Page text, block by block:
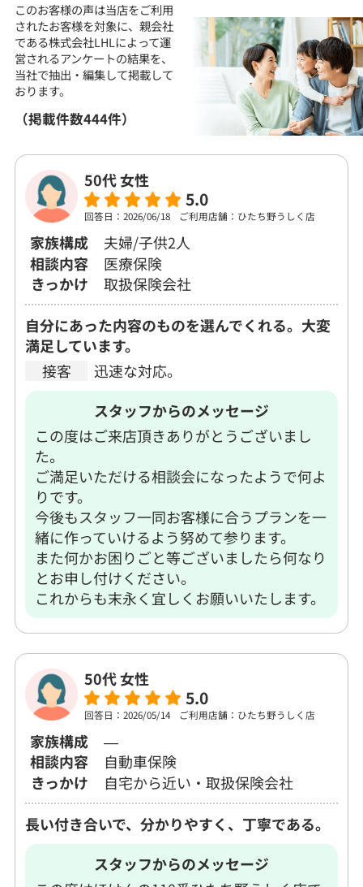
このお客様の声は当店をご利用
されたお客様を対象に、 親会社
である株式会社LHLによって運
営されるアンケートの結果を、
当社で抽出・編集して掲載して
おります。
（掲載件数444件）
50代 女性
5.0
回答日：2026/06/18 ご利用店舗：ひたち野うしく店
家族構成
夫婦/子供2人
相談内容
医療保険
きっかけ
取扱保険会社
自分にあった内容のものを選んでくれる。大変
満足しています。
接客
迅速な対応。
スタッフからのメッセージ
この度はご来店頂きありがとうございまし
た。
ご満足いただける相談会になったようで何よ
りです。
今後もスタッフ一同お客様に合うプランを一
緒に作っていけるよう努めて参ります。
また何かお困りごと等ございましたら何なり
とお申し付けください。
これからも末永く宜しくお願いいたします。
50代 女性
5.0
回答日：2026/05/14 ご利用店舗：ひたち野うしく店
家族構成
―
相談内容
自動車保険
きっかけ
自宅から近い・取扱保険会社
長い付き合いで、分かりやすく、丁寧である。
スタッフからのメッセージ